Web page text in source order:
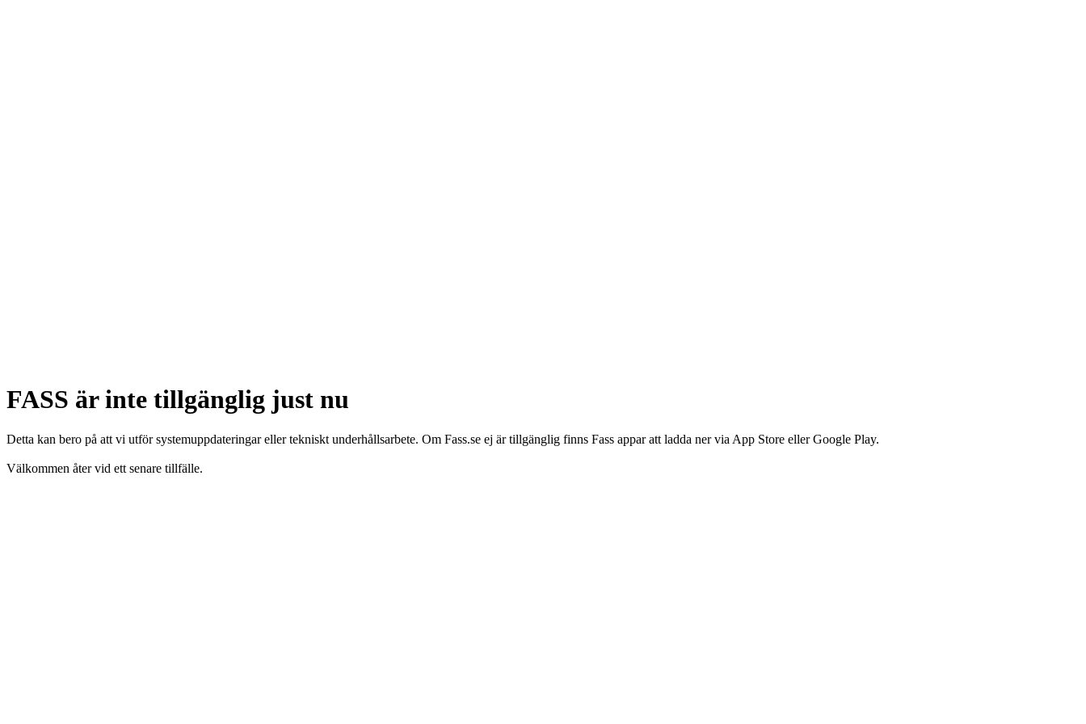
FASS är inte tillgänglig just nu
Detta kan bero på att vi utför systemuppdateringar eller tekniskt underhållsarbete. Om Fass.se ej är tillgänglig finns Fass appar att ladda ner via App Store eller Google Play.
Välkommen åter vid ett senare tillfälle.